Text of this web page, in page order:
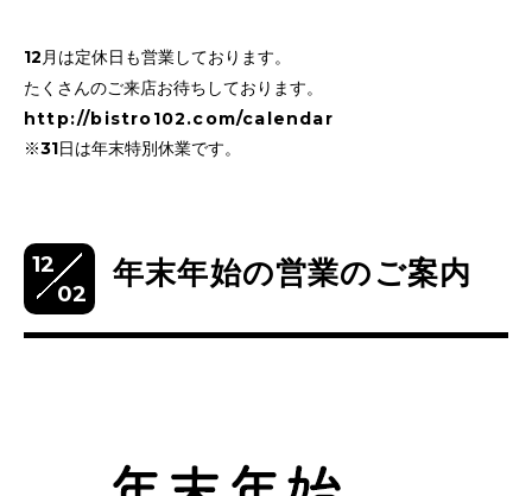
12月は定休日も営業しております。
たくさんのご来店お待ちしております。
http://bistro102.com/calendar
※31日は年末特別休業です。
12
02
年末年始の営業のご案内